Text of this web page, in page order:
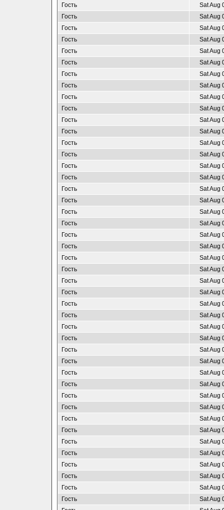
Гость
Sat Aug
Гость
Sat Aug
Гость
Sat Aug
Гость
Sat Aug
Гость
Sat Aug
Гость
Sat Aug
Гость
Sat Aug
Гость
Sat Aug
Гость
Sat Aug
Гость
Sat Aug
Гость
Sat Aug
Гость
Sat Aug
Гость
Sat Aug
Гость
Sat Aug
Гость
Sat Aug
Гость
Sat Aug
Гость
Sat Aug
Гость
Sat Aug
Гость
Sat Aug
Гость
Sat Aug
Гость
Sat Aug
Гость
Sat Aug
Гость
Sat Aug
Гость
Sat Aug
Гость
Sat Aug
Гость
Sat Aug
Гость
Sat Aug
Гость
Sat Aug
Гость
Sat Aug
Гость
Sat Aug
Гость
Sat Aug
Гость
Sat Aug
Гость
Sat Aug
Гость
Sat Aug
Гость
Sat Aug
Гость
Sat Aug
Гость
Sat Aug
Гость
Sat Aug
Гость
Sat Aug
Гость
Sat Aug
Гость
Sat Aug
Гость
Sat Aug
Гость
Sat Aug
Гость
Sat Aug